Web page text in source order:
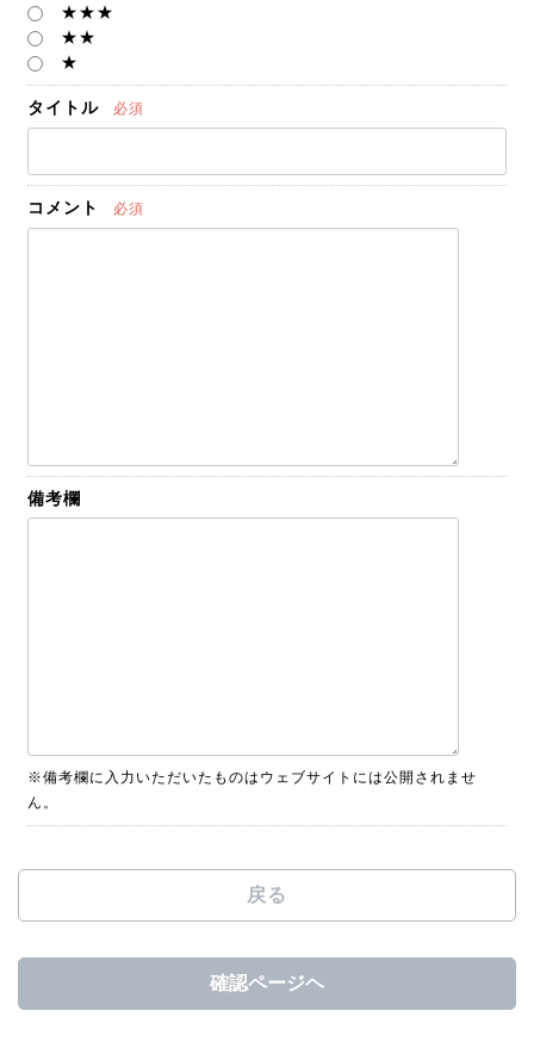
★★★
★★
★
タイトル 必須
コメント 必須
備考欄
※備考欄に入力いただいたものはウェブサイトには公開されませ
ん。
戻る
確認ページヘ